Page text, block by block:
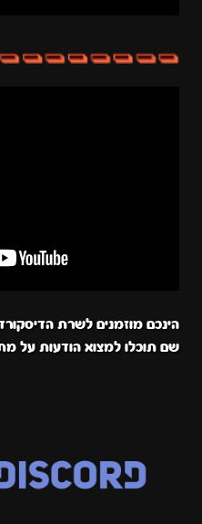
הינכם מוזמנים לשרת
שם תוכלו למצוא הודעות על